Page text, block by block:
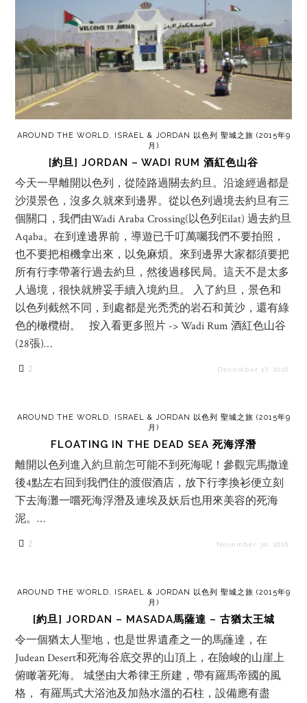
AROUND THE WORLD,
ISRAEL & JORDAN 以色列 聖城之旅 (2015年9
月)
[約旦] JORDAN – WADI RUM 酒紅色山谷
今天一早離開以色列，從陸路過關去約旦。沿途經過都是
沙漠景色，沒多久就來到邊界。從以色列過境去約旦有三
個關口，我們由Wadi Araba Crossing(以色列Eilat) 過去約旦
Aqaba。在到達邊界前，導遊已千叮萬囑我們不要拍照，
也不要把相機拿出來，以免麻煩。來到邊界大家都須要把
所有行李帶著行過去約旦，然後過移民局。這天不是太多
人過境，很快就辨妥手續入境約旦。 入了約旦，景色和
以色列截然不同，到處都是光禿禿的岩石和黃沙，還有綠
色的橄欖樹。 按入看更多照片 -> Wadi Rum 酒紅色山谷
(28張)…
2 December 17, 2016
AROUND THE WORLD,
ISRAEL & JORDAN 以色列 聖城之旅 (2015年9
月)
FLOATING IN THE DEAD SEA 死海浮潛
離開以色列進入約旦前怎可能不到死海呢！參觀完馬撒達
後4點左右回到我們住的渡假酒店，放下行李換衫便立刻
下去海灘一嚐死海浮潛及連埃及妖后也用來美容的死海
泥。…
2 November 30, 2016
AROUND THE WORLD,
ISRAEL & JORDAN 以色列 聖城之旅 (2015年9
月)
[約旦] JORDAN – MASADA馬薩達 – 古猶太王城
令一個猶太人聖地，也是世界遺產之一的馬蕯達，在
Judean Desert和死海谷底交界的山頂上，在險峻的山崖上
俯瞰著死海。 城堡由大希律王所建，帶有羅馬帝國的風
格， 有羅馬式大浴池及加熱水溫的石柱，設備應有盡